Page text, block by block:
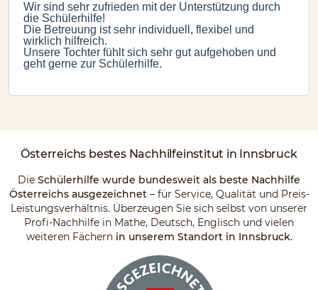
Wir sind sehr zufrieden mit der Unterstützung durch
die Schülerhilfe!
Die Betreuung ist sehr individuell, flexibel und
wirklich hilfreich.
Unsere Tochter fühlt sich sehr gut aufgehoben und
geht gerne zur Schülerhilfe.
Österreichs bestes Nachhilfeinstitut in Innsbruck
Die Schülerhilfe wurde bundesweit als beste Nachhilfe
Österreichs ausgezeichnet– für Service, Qualität und Preis-
Leistungsverhältnis. Überzeugen Sie sich selbst von unserer
Profi-Nachhilfe in Mathe, Deutsch, Englisch und vielen
weiteren Fächern in unserem Standort in Innsbruck.